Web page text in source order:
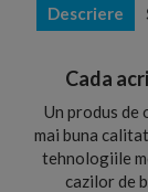
Descriere
Cada
Un produs de
mai buna
tehnologiile
cazilor de